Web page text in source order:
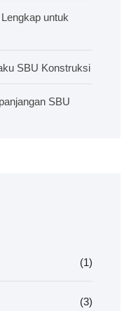
untuk
SBU Konstruksi
SBU
(1)
(3)